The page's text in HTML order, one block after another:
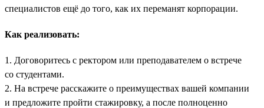
специалистов ещё до того, как их переманят корпорации.
Как реализовать:
1. Договоритесь с ректором или преподавателем о встрече
со студентами.
2. На встрече расскажите о преимуществах вашей компании
и предложите пройти стажировку, а после полноценно